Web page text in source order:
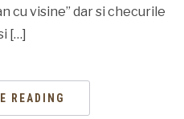
cu visine” dar si checurile
[…]
READING